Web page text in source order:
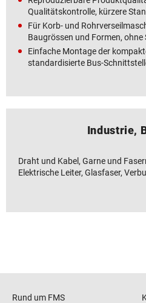
Qualitätskontrolle, kürzere
Für Korb- und
Baugrössen und Formen, ohne
Einfache Montage der
standardisierte Bus-
Industrie,
Draht und Kabel, Garne und
Elektrische Leiter, Glasfaser,
Rund um FMS